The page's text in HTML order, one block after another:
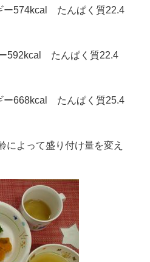
ー574kcal たんぱく質22.4
ー592kcal たんぱく質22.4
ー668kcal たんぱく質25.4
によって盛り付け量を変え